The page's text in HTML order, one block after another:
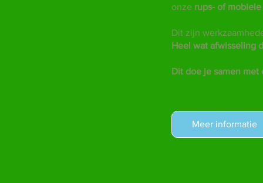
onze rups- of mobiele
Dit zijn
Heel wat afwisseling
Dit doe je samen met
Meer informatie